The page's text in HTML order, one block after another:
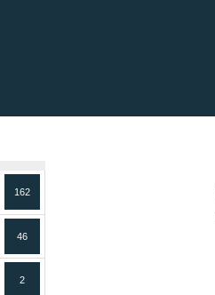
162
46
2